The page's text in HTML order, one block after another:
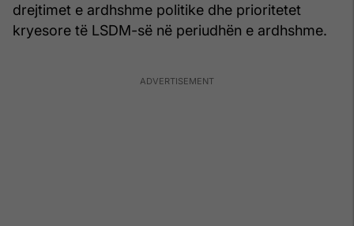
drejtimet e ardhshme politike dhe prioritetet
kryesore të LSDM-së në periudhën e ardhshme.